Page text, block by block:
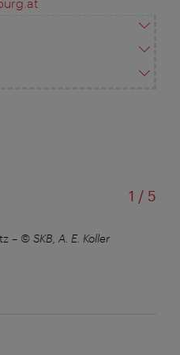
1 /von
5
– © SKB, A. E. Koller